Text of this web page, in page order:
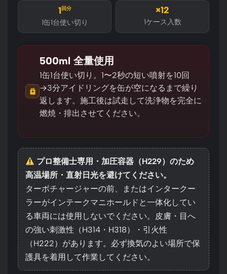
1回分
1缶1台使い切り
×12
1ケース入数
500ml 全量使用
1缶1台使い切り。1〜2秒の短い噴射を10回
→3分アイドリングを缶が空になるまで繰り
返します。施工後は試走して洗浄物を完全に
燃焼・排出させてください。
プロ整備士専用・加圧容器（H229）のため
高温場所・直射日光を避けてください。
ターボチャージャーの前、またはインタークー
ラーがインテークマニホールドと一体化してい
る車両には使用しないでください。皮膚・目へ
の強い刺激性（H314・H318）・引火性
（H222）があります。必ず換気のよい場所で保
護具を着用して作業してください。